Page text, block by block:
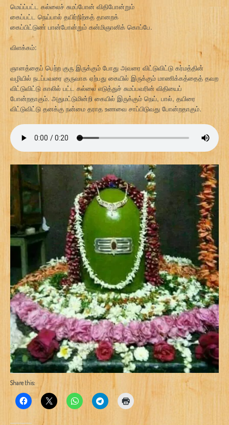
மெய்ப்பட்ட கல்லைச் சுமப்போன் விதிபோன்றும்
கைப்பட்ட நெய்பால் தயிர்நிற்கத் தானறக்
கைப்பிட்டுண் பான்போன்றும் கன்மிஞானிக் கொப்பே.
விளக்கம்:
ஞானத்தைப் பெற்ற குரு இருக்கும் போது அவரை விட்டுவிட்டு கர்மத்தின்
வழியில் நடப்பவரை குருவாக ஏற்பது கையில் இருக்கும் மாணிக்கத்தைத் தவற
விட்டுவிட்டு காலில் பட்ட கல்லை எடுத்துச் சுமப்பவரின் விதியைப்
போன்றதாகும். அதுமட்டுமின்றி கையில் இருக்கும் நெய், பால், தயிரை
விட்டுவிட்டு தனக்கு நன்மை தராத உணவை சாப்பிடுவது போன்றதாகும்.
Share this: